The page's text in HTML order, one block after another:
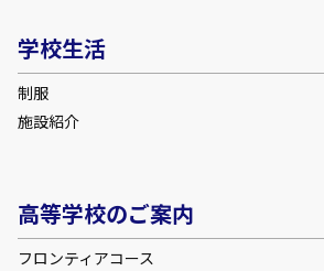
学校生活
制服
施設紹介
高等学校のご案内
フロンティアコース